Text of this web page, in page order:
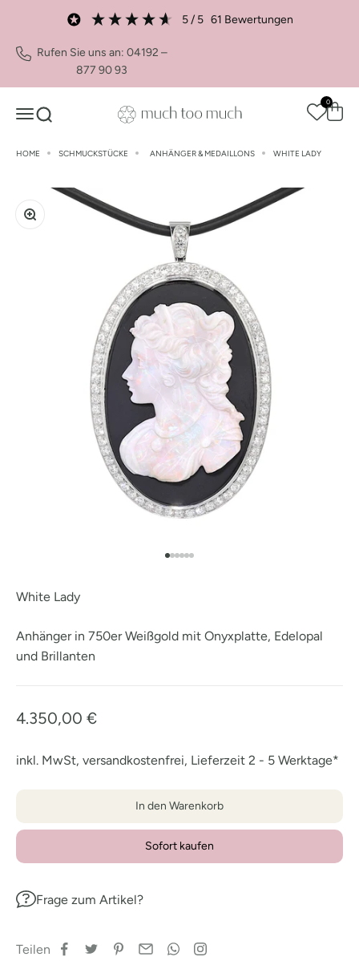
Zum Inhalt springen
5/ 5 61 Bewertungen
Rufen Sie uns an: 04192 –
877 90 93
Navigationsmenü öffnen
Suche öffnen much too much Shop
0
HOME SCHMUCKSTÜCKE ANHÄNGER & MEDAILLONS WHITE LADY
Bild vergrößern
White Lady
Anhänger in 750er Weißgold mit Onyxplatte, Edelopal
und Brillanten
4.350,00 €
inkl. MwSt, versandkostenfrei, Lieferzeit 2 - 5 Werktage*
In den Warenkorb
Sofort kaufen
Frage zum Artikel?
Teilen